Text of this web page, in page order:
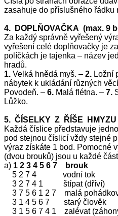
zasahuje do příslušného řádku
4. DOPLŇOVAČKA (max. 9
Za každý správně vyřešený
vyřešení celé doplňovačky je
políčkách je tajenka – název
hradů.
1. Velká hnědá myš. – 2. Ložní
nábytek k ukládání různých
Povodeň. – 6. Malá flétna. – 7.
Lůžko.
5. ČÍSELKY Z ŘÍŠE
Každá číslice představuje
pod stejnou číslicí vždy stejné
výraz získáte 1 bod. Pomocné
(dvou brouků) jsou u každé
a) 1 2 3 4 5 6 7 brouk
5 2 7 4 vodní tok
3 2 7 4 1 štípat (dříví)
3 7 5 6 1 2 7 malá
3 1 4 5 6 7 starý člověk
3 1 5 6 7 4 1 zalévat